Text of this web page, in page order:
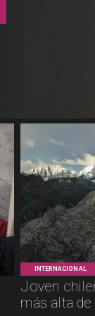
INTERNACIONAL
Joven
más alta de